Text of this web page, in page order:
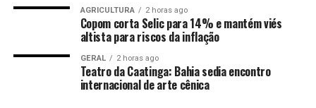
feriado. O expediente retorna na quarta-feira (18), às
O Laboratório Central de Saúde Pública (Lacen) estará
funcionando em regime de plantão.
AGRICULTURA 2 horas ago
Copom corta Selic para 14% e mantém viés
altista para riscos da inflação
GERAL 2 horas ago
Teatro da Caatinga: Bahia sedia encontro
internacional de arte cênica